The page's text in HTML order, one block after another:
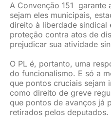
A Convenção 151
sejam eles municipais,
direito à liberdade sindical
proteção contra atos de
prejudicar sua atividade
O PL é, portanto, uma
do funcionalismo. E só a
que pontos cruciais sejam
como direito de greve
que pontos de avanços já
retirados pelos deputados.